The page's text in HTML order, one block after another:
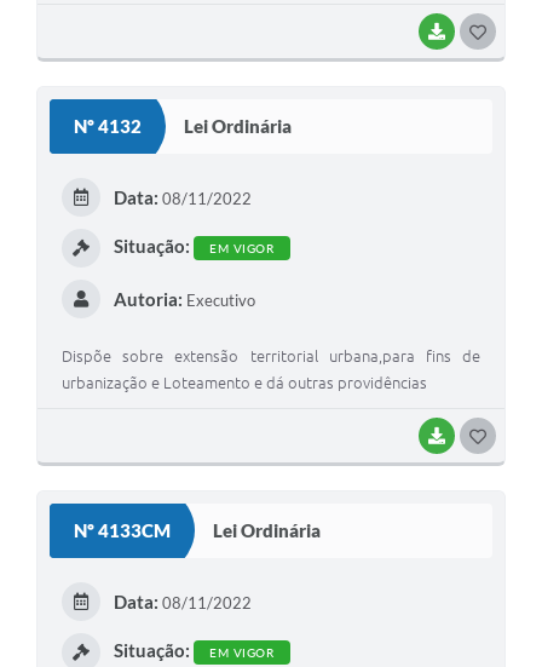
BAIXAR
Nº 4132 Lei Ordinária
BAIXAR
Data: 08/11/2022
Situação: EM VIGOR
Autoria: Executivo
Dispõe sobre extensão territorial urbana,para fins de
urbanização e Loteamento e dá outras providências
Nº 4133CM Lei Ordinária
Data: 08/11/2022
Situação: EM VIGOR